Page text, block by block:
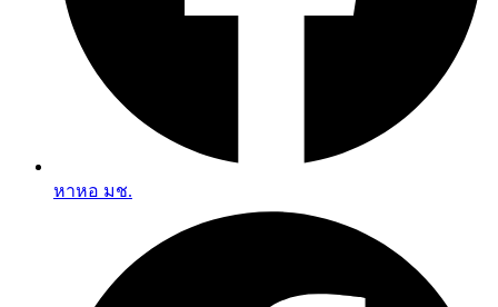
หาหอ มช.